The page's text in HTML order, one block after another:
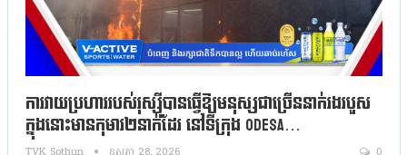
ការវាយប្រហាររបស់រុស្ស៊ីបានធ្វើឱ្យមនុស្សជាច្រើននាក់រងរបួស
ក្នុងនោះមានកុមារ២នាក់ដែរ នៅទីក្រុង Odesa…
TVK Sothun ឧសភា 28, 2026 0